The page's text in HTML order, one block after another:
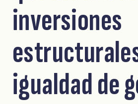
inversiones
igualdad de